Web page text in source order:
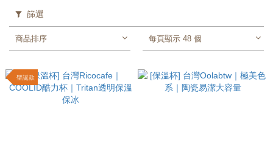
篩選
商品排序 每頁顯示 48 個
聖誕款